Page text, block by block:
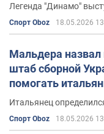
Легенда "Динамо"
Спорт Oboz 18.05.2026
Мальдера
штаб сборной
помогать
Итальянец
Спорт Oboz 18.05.2026